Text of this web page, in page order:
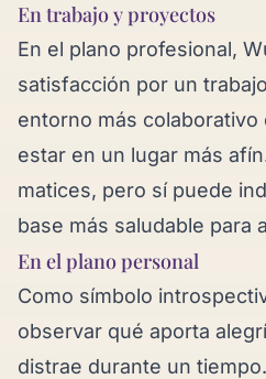
En trabajo y proyectos
En el plano profesional,
satisfacción por un
entorno más colaborativo
estar en un lugar más
matices, pero sí puede
base más saludable para
En el plano personal
Como símbolo
observar qué aporta
distrae durante un